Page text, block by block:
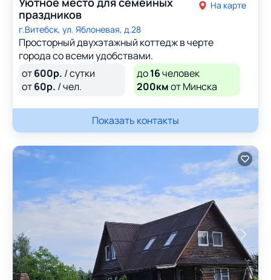
праздников
г.Витебск, ул. Яблоневая, д.28
На карте
Просторный двухэтажный коттедж в черте
города со всеми удобствами.
от600р. / сутки
от60р. / чел.
до16человек
200кмот Минска
Показать контакты